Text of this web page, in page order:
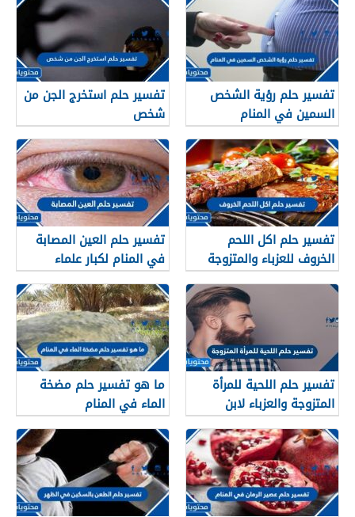
تفسير حلم رؤية الشخص
السمين في المنام
تفسير حلم استخرج الجن من
شخص
تفسير حلم اكل اللحم
الخروف للعزباء والمتزوجة
والحامل وللرجل
تفسير حلم العين المصابة
في المنام لكبار علماء
تفسير الأحلام والمنامات
تفسير حلم اللحية للمرأة
المتزوجة والعزباء لابن
سيرين وابن شاهين
ما هو تفسير حلم مضخة
الماء في المنام